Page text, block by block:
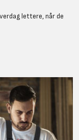
lettere, når de